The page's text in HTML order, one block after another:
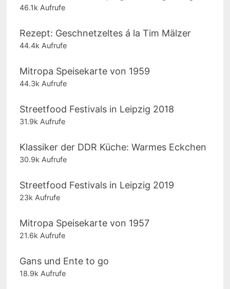
46.1k Aufrufe
Rezept: Geschnetzeltes á la Tim Mälzer
44.4k Aufrufe
Mitropa Speisekarte von 1959
44.3k Aufrufe
Streetfood Festivals in Leipzig 2018
31.9k Aufrufe
Klassiker der DDR Küche: Warmes Eckchen
30.9k Aufrufe
Streetfood Festivals in Leipzig 2019
23k Aufrufe
Mitropa Speisekarte von 1957
21.6k Aufrufe
Gans und Ente to go
18.9k Aufrufe